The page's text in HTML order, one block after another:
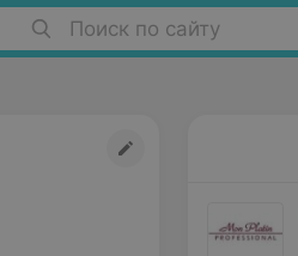
Поиск по сайту